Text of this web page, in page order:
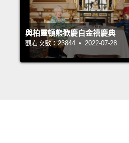
與柏靈頓熊歡慶白金禧慶典
觀看次數：23844 • 2022-07-28